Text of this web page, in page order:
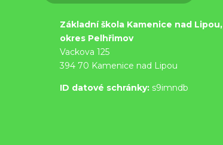
Základní škola Kamenice nad Lipou,
okres Pelhřimov
Vackova 125
394 70 Kamenice nad Lipou
ID datové schránky: s9imndb